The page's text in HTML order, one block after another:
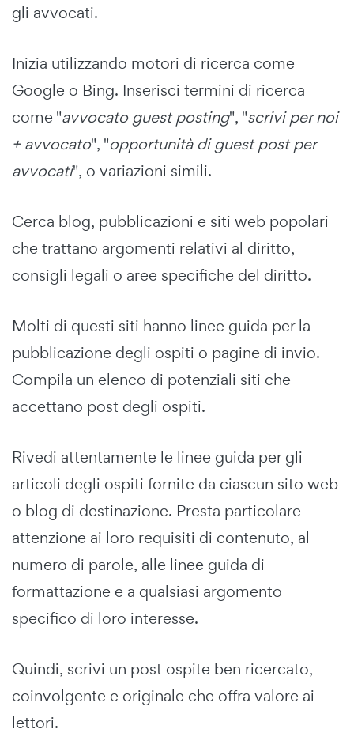
gli avvocati.
Inizia utilizzando motori di ricerca come
Google o Bing. Inserisci termini di ricerca
come "avvocato guest posting", "scrivi per noi
+ avvocato", "opportunità di guest post per
avvocati", o variazioni simili.
Cerca blog, pubblicazioni e siti web popolari
che trattano argomenti relativi al diritto,
consigli legali o aree specifiche del diritto.
Molti di questi siti hanno linee guida per la
pubblicazione degli ospiti o pagine di invio.
Compila un elenco di potenziali siti che
accettano post degli ospiti.
Rivedi attentamente le linee guida per gli
articoli degli ospiti fornite da ciascun sito web
o blog di destinazione. Presta particolare
attenzione ai loro requisiti di contenuto, al
numero di parole, alle linee guida di
formattazione e a qualsiasi argomento
specifico di loro interesse.
Quindi, scrivi un post ospite ben ricercato,
coinvolgente e originale che offra valore ai
lettori.